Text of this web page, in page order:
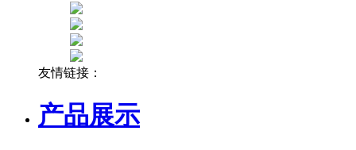
友情链接：
产品展示